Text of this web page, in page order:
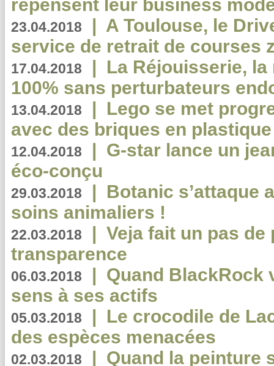
repensent leur business
23.04.2018 | A Toulouse, le
service de retrait de courses
17.04.2018 | La Réjouisserie,
100% sans perturbateurs
13.04.2018 | Lego se met
avec des briques en
12.04.2018 | G-star lance un
éco-conçu
29.03.2018 | Botanic s’attaque
soins animaliers !
22.03.2018 | Veja fait un pas de
transparence
06.03.2018 | Quand BlackRock
sens à ses actifs
05.03.2018 | Le crocodile de
des espèces menacées
02.03.2018 | Quand la peinture